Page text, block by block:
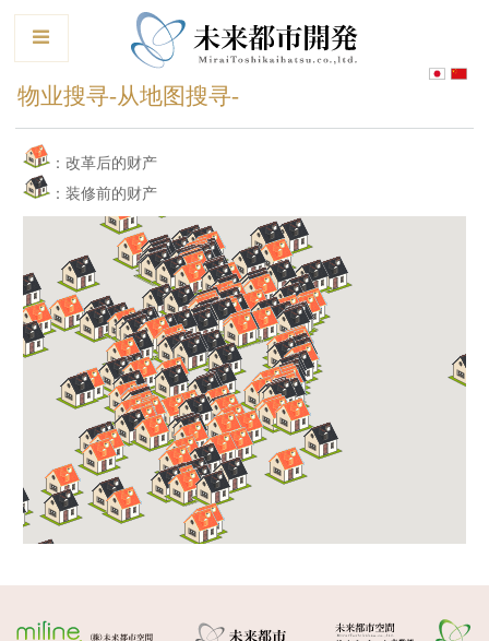
物业搜寻-从地图搜寻-
：改革后的财产
：装修前的财产